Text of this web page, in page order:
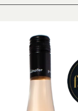
ZUM WARENKORB